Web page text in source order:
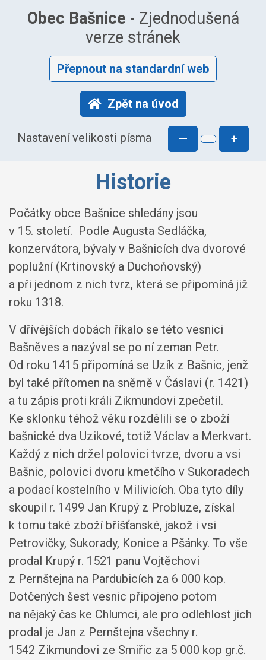
Obec Bašnice - Zjednodušená
verze stránek
Přepnout na standardní web
Zpět na úvod
Nastavení velikosti písma — +
Historie
Počátky obce Bašnice shledány jsou
v 15. století. Podle Augusta Sedláčka,
konzervátora, bývaly v Bašnicích dva dvorové
poplužní (Krtinovský a Duchoňovský)
a při jednom z nich tvrz, která se připomíná již
roku 1318.
V dřívějších dobách říkalo se této vesnici
Bašněves a nazýval se po ní zeman Petr.
Od roku 1415 připomíná se Uzík z Bašnic, jenž
byl také přítomen na sněmě v Čáslavi (r. 1421)
a tu zápis proti králi Zikmundovi zpečetil.
Ke sklonku téhož věku rozdělili se o zboží
bašnické dva Uzikové, totiž Václav a Merkvart.
Každý z nich držel polovici tvrze, dvoru a vsi
Bašnic, polovici dvoru kmetčího v Sukoradech
a podací kostelního v Milivicích. Oba tyto díly
skoupil r. 1499 Jan Krupý z Probluze, získal
k tomu také zboží bříšťanské, jakož i vsi
Petrovičky, Sukorady, Konice a Pšánky. To vše
prodal Krupý r. 1521 panu Vojtěchovi
z Pernštejna na Pardubicích za 6 000 kop.
Dotčených šest vesnic připojeno potom
na nějaký čas ke Chlumci, ale pro odlehlost jich
prodal je Jan z Pernštejna všechny r.
1542 Zikmundovi ze Smiřic za 5 000 kop gr.č.